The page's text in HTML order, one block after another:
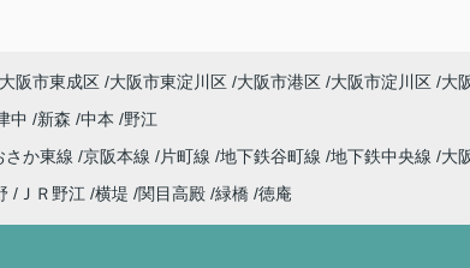
大阪市東成区 大阪市東淀川区 大阪市港区 大阪市淀川区 大
中 新森 中本
野江
さか東線 京阪本線 片町線 地下鉄谷町線 地下鉄中央線 大
ＪＲ野江 横堤 関目高殿 緑橋 徳庵